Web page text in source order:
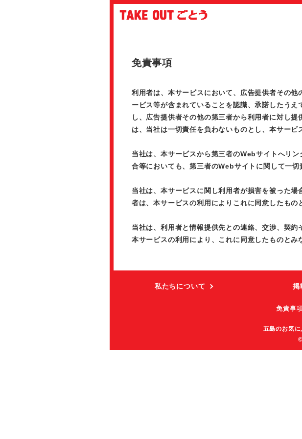
免責事項
利用者は、本サービスにおいて、広告提供者その
ービス等が含まれていることを認識、承諾したう
し、広告提供者その他の第三者から利用者に対し
は、当社は一切責任を負わないものとし、本サービ
当社は、本サービスから第三者のWebサイトへリ
合等においても、第三者のWebサイトに関して一切
当社は、本サービスに関し利用者が損害を被った
者は、本サービスの利用によりこれに同意したもの
当社は、利用者と情報提供先との連絡、交渉、契
本サービスの利用により、これに同意したものとみ
私たちについて 掲
免責事
五島のお気